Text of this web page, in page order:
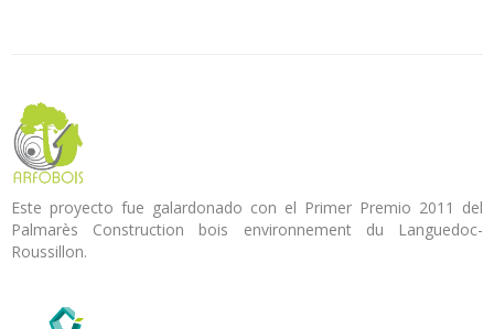
Este proyecto fue galardonado con el Primer Premio 2011 del
Palmarès Construction bois environnement du Languedoc-
Roussillon.